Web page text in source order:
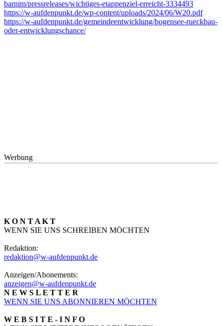
barnim/pressreleases/wichtiges-etappenziel-erreicht-3334493
https://w-aufdenpunkt.de/wp-content/uploads/2024/06/W20.pdf
https://w-aufdenpunkt.de/gemeindeentwicklung/bogensee-rueckbau-
oder-entwicklungschance/
Werbung
K O N T A K T
WENN SIE UNS SCHREIBEN MÖCHTEN
Redaktion:
redaktion@w-aufdenpunkt.de
Anzeigen/Abonements:
anzeigen@w-aufdenpunkt.de
N E W S L E T T E R
WENN SIE UNS ABONNIEREN MÖCHTEN
W E B S I T E - I N F O